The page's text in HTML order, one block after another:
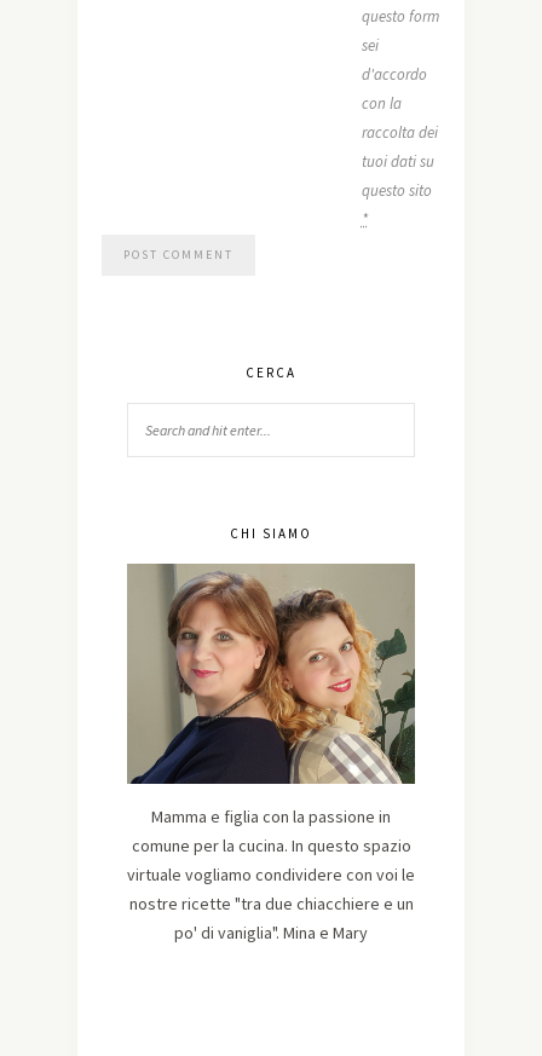
questo form
sei
d'accordo
con la
raccolta dei
tuoi dati su
questo sito
*
CERCA
CHI SIAMO
Mamma e figlia con la passione in
comune per la cucina. In questo spazio
virtuale vogliamo condividere con voi le
nostre ricette "tra due chiacchiere e un
po' di vaniglia". Mina e Mary